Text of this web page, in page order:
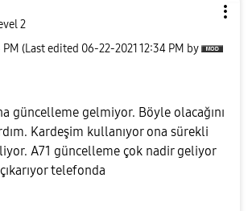
2
PM (Last edited ‎06-22-2021 12:34 PM by
güncelleme gelmiyor. Böyle olacağını
Kardeşim kullanıyor ona sürekli
A71 güncelleme çok nadir geliyor
telefonda